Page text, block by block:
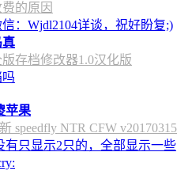
的原因
：Wjdl2104详谈，祝好盼复;)
真
存档修改器1.0汉化版
苹果
speedfly NTR CFW v20170315
有只显示2只的，全部显示一些